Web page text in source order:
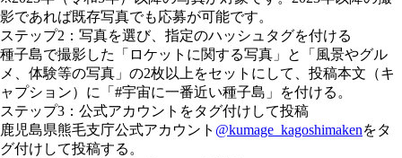
影であれば既存写真でも応募が可能です。
ステップ2：写真を選び、指定のハッシュタグを付ける
種子島で撮影した「ロケットに関する写真」と「風景やグル
メ、体験等の写真」の2枚以上をセットにして、投稿本文（キ
ャプション）に「#宇宙に一番近い種子島」を付ける。
ステップ3：公式アカウントをタグ付けして投稿
鹿児島県熊毛支庁公式アカウント @kumage_kagoshimakenをタ
グ付けして投稿する。